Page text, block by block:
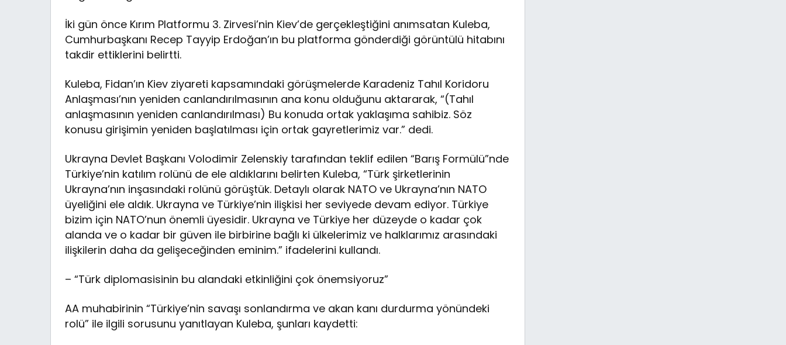
İki gün önce Kırım Platformu 3. Zirvesi’nin Kiev’de gerçekleştiğini anımsatan Kuleba,
Cumhurbaşkanı Recep Tayyip Erdoğan’ın bu platforma gönderdiği görüntülü hitabını
takdir ettiklerini belirtti.
Kuleba, Fidan’ın Kiev ziyareti kapsamındaki görüşmelerde Karadeniz Tahıl Koridoru
Anlaşması’nın yeniden canlandırılmasının ana konu olduğunu aktararak, “(Tahıl
anlaşmasının yeniden canlandırılması) Bu konuda ortak yaklaşıma sahibiz. Söz
konusu girişimin yeniden başlatılması için ortak gayretlerimiz var.” dedi.
Ukrayna Devlet Başkanı Volodimir Zelenskiy tarafından teklif edilen “Barış Formülü”nde
Türkiye’nin katılım rolünü de ele aldıklarını belirten Kuleba, “Türk şirketlerinin
Ukrayna’nın inşasındaki rolünü görüştük. Detaylı olarak NATO ve Ukrayna’nın NATO
üyeliğini ele aldık. Ukrayna ve Türkiye’nin ilişkisi her seviyede devam ediyor. Türkiye
bizim için NATO’nun önemli üyesidir. Ukrayna ve Türkiye her düzeyde o kadar çok
alanda ve o kadar bir güven ile birbirine bağlı ki ülkelerimiz ve halklarımız arasındaki
ilişkilerin daha da gelişeceğinden eminim.” ifadelerini kullandı.
– “Türk diplomasisinin bu alandaki etkinliğini çok önemsiyoruz”
AA muhabirinin “Türkiye’nin savaşı sonlandırma ve akan kanı durdurma yönündeki
rolü” ile ilgili sorusunu yanıtlayan Kuleba, şunları kaydetti: